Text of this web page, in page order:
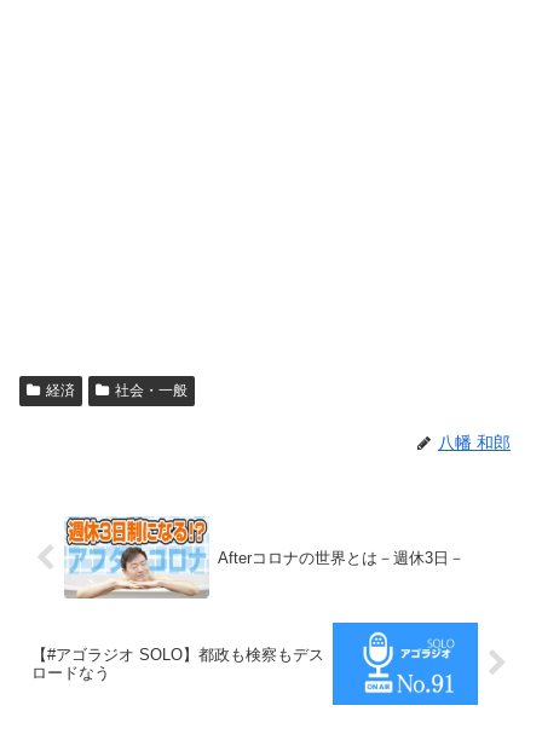
経済 社会・一般
八幡 和郎
Afterコロナの世界とは－週休3日－
【#アゴラジオ SOLO】都政も検察もデス
ロードなう